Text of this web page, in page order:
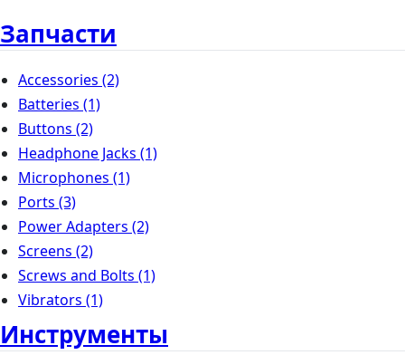
Запчасти
Accessories (2)
Batteries (1)
Buttons (2)
Headphone Jacks (1)
Microphones (1)
Ports (3)
Power Adapters (2)
Screens (2)
Screws and Bolts (1)
Vibrators (1)
Инструменты